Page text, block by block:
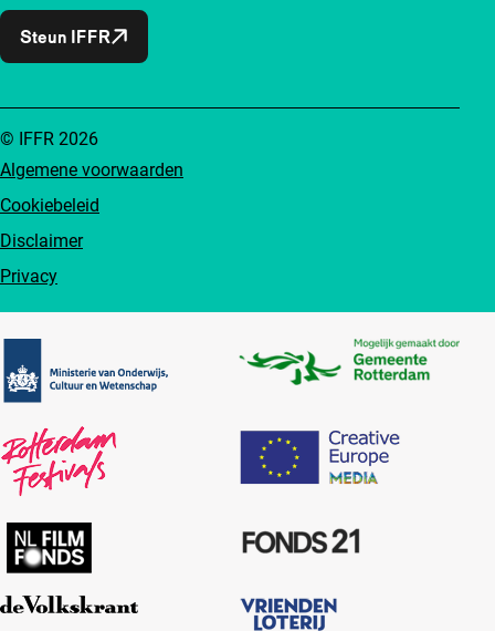
Steun IFFR
Algemene voorwaarden
Cookiebeleid
Disclaimer
Privacy
© IFFR 2026